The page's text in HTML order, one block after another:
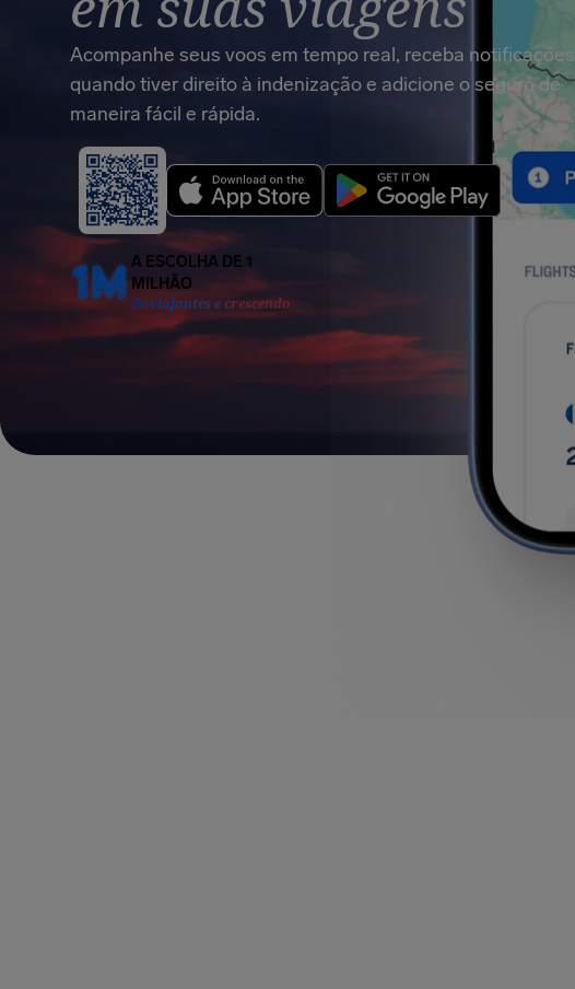
Acompanhe seus voos em tempo real, receba notificações
quando tiver direito à indenização e adicione o seguro de
maneira fácil e rápida.
A ESCOLHA DE 1
MILHÃO
de viajantes e crescendo